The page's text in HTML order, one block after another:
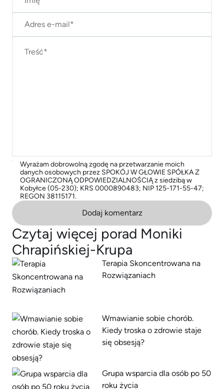
Wyrażam dobrowolną zgodę na przetwarzanie moich
danych osobowych przez SPOKÓJ W GŁOWIE SPÓŁKA Z
OGRANICZONĄ ODPOWIEDZIALNOŚCIĄ z siedzibą w
Kobyłce (05-230); KRS 0000890483; NIP 125-171-55-47;
REGON 38115171.
Dodaj komentarz
Czytaj więcej porad Moniki
Chrapińskiej-Krupa
Terapia Skoncentrowana na
Rozwiązaniach
Wmawianie sobie chorób.
Kiedy troska o zdrowie staje
się obsesją?
Grupa wsparcia dla osób po 50
roku życia